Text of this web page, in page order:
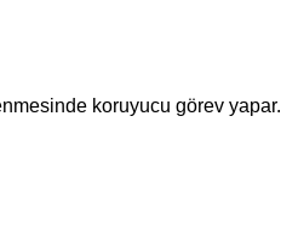
koruyucu görev yapar.